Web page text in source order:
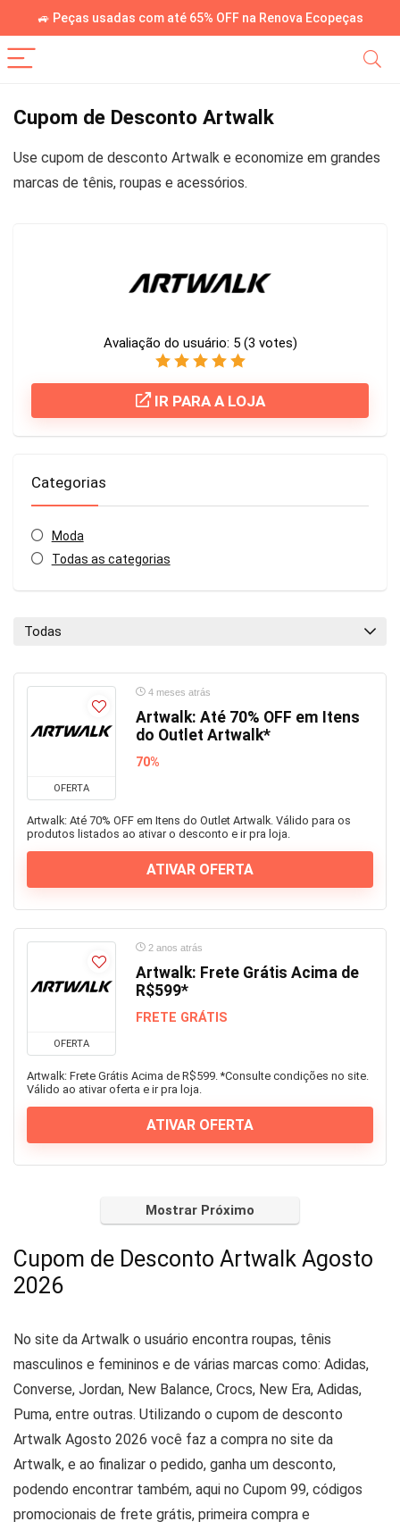
🚙 Peças usadas com até 65% OFF na Renova Ecopeças
Cupom de Desconto Artwalk
Use cupom de desconto Artwalk e economize em grandes
marcas de tênis, roupas e acessórios.
Avaliação do usuário: 5 (3 votes)
IR PARA A LOJA
Categorias
Moda
Todas as categorias
Todas
OFERTA
4 meses atrás
Artwalk: Até 70% OFF em Itens
do Outlet Artwalk*
70%
Artwalk: Até 70% OFF em Itens do Outlet Artwalk. Válido para os
produtos listados ao ativar o desconto e ir pra loja.
ATIVAR OFERTA
OFERTA
2 anos atrás
Artwalk: Frete Grátis Acima de
R$599*
FRETE GRÁTIS
Artwalk: Frete Grátis Acima de R$599. *Consulte condições no site.
Válido ao ativar oferta e ir pra loja.
ATIVAR OFERTA
Mostrar Próximo
Cupom de Desconto Artwalk Agosto
2026
No site da Artwalk o usuário encontra roupas, tênis
masculinos e femininos e de várias marcas como: Adidas,
Converse, Jordan, New Balance, Crocs, New Era, Adidas,
Puma, entre outras. Utilizando o cupom de desconto
Artwalk Agosto 2026 você faz a compra no site da
Artwalk, e ao finalizar o pedido, ganha um desconto,
podendo encontrar também, aqui no Cupom 99, códigos
promocionais de frete grátis, primeira compra e